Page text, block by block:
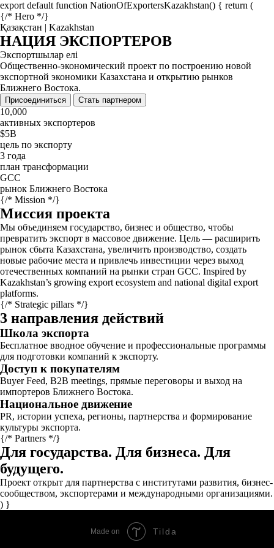
export default function NationOfExportersKazakhstan() { return (
{/* Hero */}
Қазақстан | Kazakhstan
НАЦИЯ ЭКСПОРТЕРОВ
Экспортшылар елі
Общественно-экономический проект по построению новой
экспортной экономики Казахстана и открытию рынков
Ближнего Востока.
Присоединиться Стать партнером
10,000
активных экспортеров
$5B
цель по экспорту
3 года
план трансформации
GCC
рынок Ближнего Востока
{/* Mission */}
Миссия проекта
Мы объединяем государство, бизнес и общество, чтобы
превратить экспорт в массовое движение. Цель — расширить
рынок сбыта Казахстана, увеличить производство, создать
новые рабочие места и привлечь инвестиции через выход
отечественных компаний на рынки стран GCC. Inspired by
Kazakhstan’s growing export ecosystem and national digital export
platforms.
{/* Strategic pillars */}
3 направления действий
Школа экспорта
Бесплатное вводное обучение и профессиональные программы
для подготовки компаний к экспорту.
Доступ к покупателям
Buyer Feed, B2B meetings, прямые переговоры и выход на
импортеров Ближнего Востока.
Национальное движение
PR, истории успеха, регионы, партнерства и формирование
культуры экспорта.
{/* Partners */}
Для государства. Для бизнеса. Для
будущего.
Проект открыт для партнерства с институтами развития, бизнес-
сообществом, экспортерами и международными организациями.
) }
Made on Tilda